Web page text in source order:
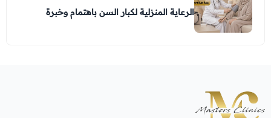
الرعاية المنزلية لكبار السن باهتمام وخبرة